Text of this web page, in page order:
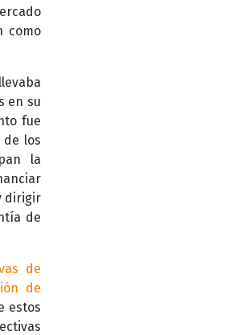
como
en su
fue
los
la
dirigir
de
de
de
estos